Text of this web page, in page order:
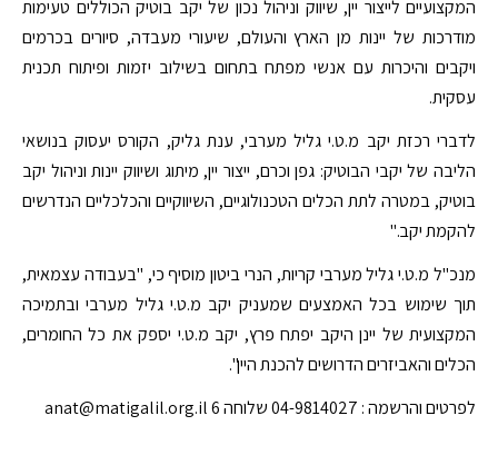
המקצועיים לייצור יין, שיווק וניהול נכון של יקב בוטיק הכוללים טעימות
מודרכות של יינות מן הארץ והעולם, שיעורי מעבדה, סיורים בכרמים
ויקבים והיכרות עם אנשי מפתח בתחום בשילוב יזמות ופיתוח תכנית
עסקית.
לדברי רכזת יקב מ.ט.י גליל מערבי, ענת גליק, הקורס יעסוק בנושאי
הליבה של יקבי הבוטיק: גפן וכרם, ייצור יין, מיתוג ושיווק יינות וניהול יקב
בוטיק, במטרה לתת הכלים הטכנולוגיים, השיווקיים והכלכליים הנדרשים
להקמת יקב."
מנכ"ל מ.ט.י גליל מערבי קריות, הנרי ביטון מוסיף כי, "בעבודה עצמאית,
תוך שימוש בכל האמצעים שמעניק יקב מ.ט.י גליל מערבי ובתמיכה
המקצועית של יינן היקב יפתח פרץ, יקב מ.ט.י יספק את כל החומרים,
הכלים והאביזרים הדרושים להכנת היין".
לפרטים והרשמה : 04-9814027 שלוחה 6 anat@matigalil.org.il